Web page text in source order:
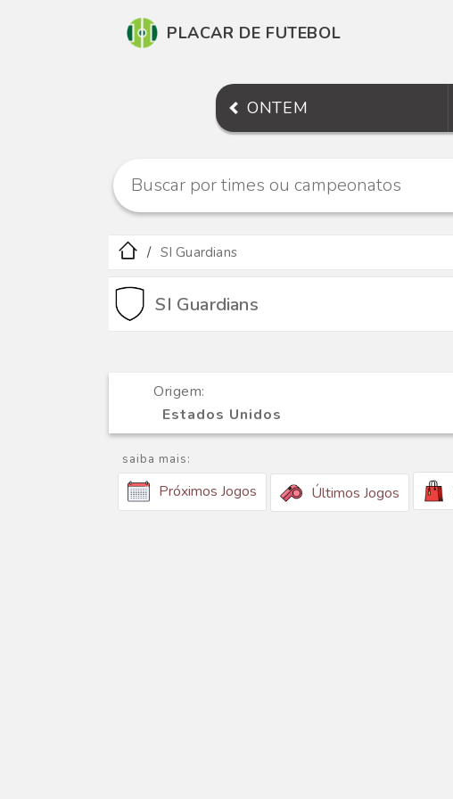
PLACAR DE FUTEBOL
ONTEM
SI Guardians
SI Guardians
Origem:
Estados Unidos
saiba mais:
Próximos Jogos Últimos Jogos